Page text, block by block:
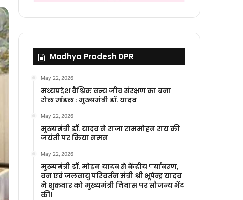
Madhya Pradesh DPR
May 22, 2026
मध्यप्रदेश वैश्विक वन्य जीव संरक्षण का बना
रोल मॉडल : मुख्यमंत्री डॉ. यादव
May 22, 2026
मुख्यमंत्री डॉ. यादव ने राजा राममोहन राय की
जयंती पर किया नमन
May 22, 2026
मुख्यमंत्री डॉ. मोहन यादव से केंद्रीय पर्यावरण,
वन एवं जलवायु परिवर्तन मंत्री श्री भूपेन्द्र यादव
ने शुक्रवार को मुख्यमंत्री निवास पर सौजन्य भेंट
की।